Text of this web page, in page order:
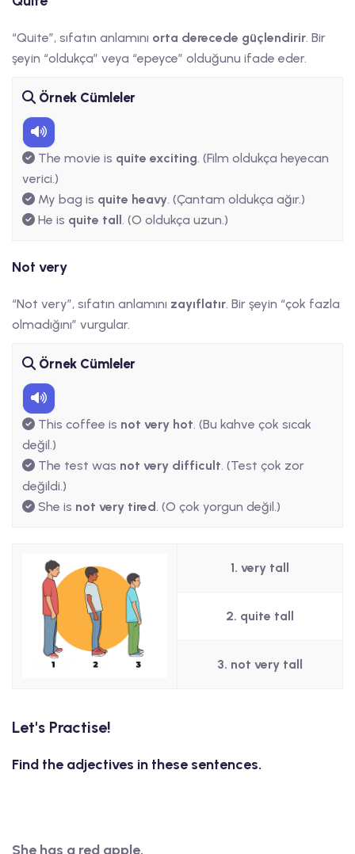
“Quite”, sıfatın anlamını orta derecede güçlendirir. Bir
şeyin “oldukça” veya “epeyce” olduğunu ifade eder.
Örnek Cümleler
The movie is quite exciting. (Film oldukça heyecan
verici.)
My bag is quite heavy. (Çantam oldukça ağır.)
He is quite tall. (O oldukça uzun.)
Not very
“Not very”, sıfatın anlamını zayıflatır. Bir şeyin “çok fazla
olmadığını” vurgular.
Örnek Cümleler
This coffee is not very hot. (Bu kahve çok sıcak
değil.)
The test was not very difficult. (Test çok zor
değildi.)
She is not very tired. (O çok yorgun değil.)
1. very tall
2. quite tall
3. not very tall
Let's Practise!
Find the adjectives in these sentences.
She has a red apple.